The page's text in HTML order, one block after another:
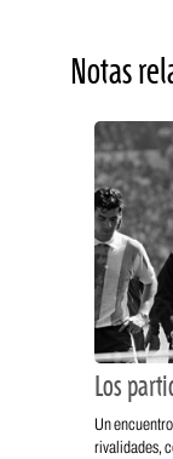
Notas
Los
Un
rivalidades,